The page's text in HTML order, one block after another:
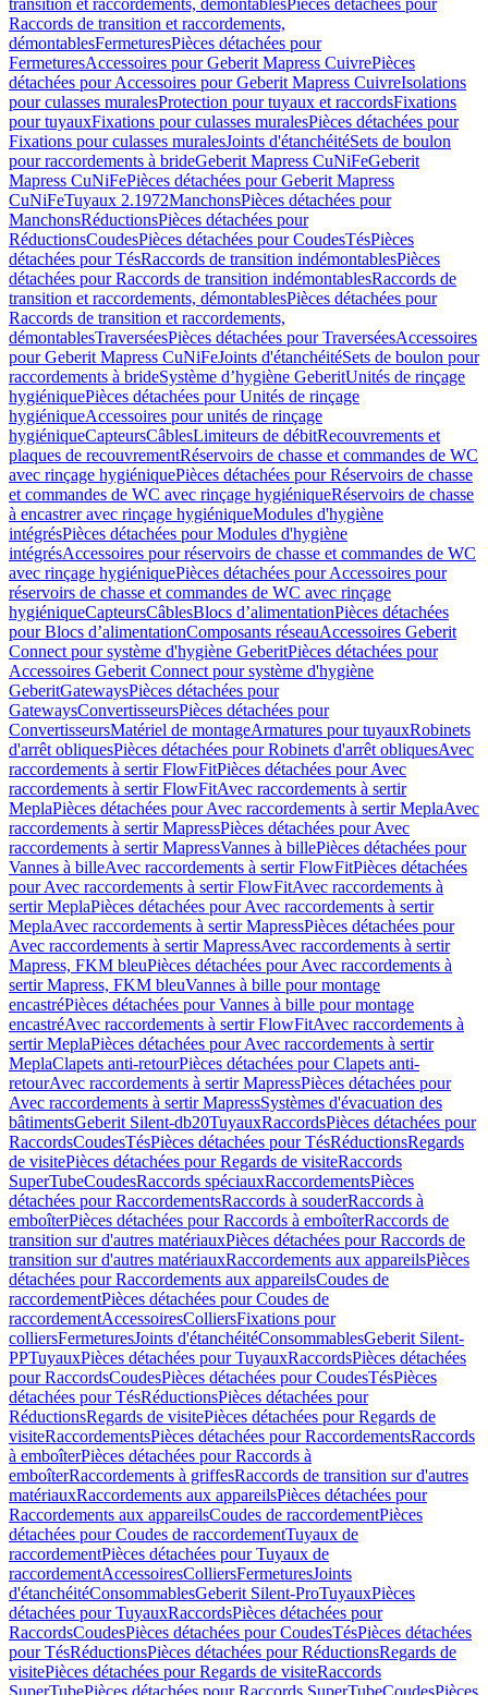
transition et raccordements, démontablesPièces détachées pour
Raccords de transition et raccordements,
démontablesFermeturesPièces détachées pour
FermeturesAccessoires pour Geberit Mapress CuivrePièces
détachées pour Accessoires pour Geberit Mapress CuivreIsolations
pour culasses muralesProtection pour tuyaux et raccordsFixations
pour tuyauxFixations pour culasses muralesPièces détachées pour
Fixations pour culasses muralesJoints d'étanchéitéSets de boulon
pour raccordements à brideGeberit Mapress CuNiFeGeberit
Mapress CuNiFePièces détachées pour Geberit Mapress
CuNiFeTuyaux 2.1972ManchonsPièces détachées pour
ManchonsRéductionsPièces détachées pour
RéductionsCoudesPièces détachées pour CoudesTésPièces
détachées pour TésRaccords de transition indémontablesPièces
détachées pour Raccords de transition indémontablesRaccords de
transition et raccordements, démontablesPièces détachées pour
Raccords de transition et raccordements,
démontablesTraverséesPièces détachées pour TraverséesAccessoires
pour Geberit Mapress CuNiFeJoints d'étanchéitéSets de boulon pour
raccordements à brideSystème d’hygiène GeberitUnités de rinçage
hygiéniquePièces détachées pour Unités de rinçage
hygiéniqueAccessoires pour unités de rinçage
hygiéniqueCapteursCâblesLimiteurs de débitRecouvrements et
plaques de recouvrementRéservoirs de chasse et commandes de WC
avec rinçage hygiéniquePièces détachées pour Réservoirs de chasse
et commandes de WC avec rinçage hygiéniqueRéservoirs de chasse
à encastrer avec rinçage hygiéniqueModules d'hygiène
intégrésPièces détachées pour Modules d'hygiène
intégrésAccessoires pour réservoirs de chasse et commandes de WC
avec rinçage hygiéniquePièces détachées pour Accessoires pour
réservoirs de chasse et commandes de WC avec rinçage
hygiéniqueCapteursCâblesBlocs d’alimentationPièces détachées
pour Blocs d’alimentationComposants réseauAccessoires Geberit
Connect pour système d'hygiène GeberitPièces détachées pour
Accessoires Geberit Connect pour système d'hygiène
GeberitGatewaysPièces détachées pour
GatewaysConvertisseursPièces détachées pour
ConvertisseursMatériel de montageArmatures pour tuyauxRobinets
d'arrêt obliquesPièces détachées pour Robinets d'arrêt obliquesAvec
raccordements à sertir FlowFitPièces détachées pour Avec
raccordements à sertir FlowFitAvec raccordements à sertir
MeplaPièces détachées pour Avec raccordements à sertir MeplaAvec
raccordements à sertir MapressPièces détachées pour Avec
raccordements à sertir MapressVannes à billePièces détachées pour
Vannes à billeAvec raccordements à sertir FlowFitPièces détachées
pour Avec raccordements à sertir FlowFitAvec raccordements à
sertir MeplaPièces détachées pour Avec raccordements à sertir
MeplaAvec raccordements à sertir MapressPièces détachées pour
Avec raccordements à sertir MapressAvec raccordements à sertir
Mapress, FKM bleuPièces détachées pour Avec raccordements à
sertir Mapress, FKM bleuVannes à bille pour montage
encastréPièces détachées pour Vannes à bille pour montage
encastréAvec raccordements à sertir FlowFitAvec raccordements à
sertir MeplaPièces détachées pour Avec raccordements à sertir
MeplaClapets anti-retourPièces détachées pour Clapets anti-
retourAvec raccordements à sertir MapressPièces détachées pour
Avec raccordements à sertir MapressSystèmes d'évacuation des
bâtimentsGeberit Silent-db20TuyauxRaccordsPièces détachées pour
RaccordsCoudesTésPièces détachées pour TésRéductionsRegards
de visitePièces détachées pour Regards de visiteRaccords
SuperTubeCoudesRaccords spéciauxRaccordementsPièces
détachées pour RaccordementsRaccords à souderRaccords à
emboîterPièces détachées pour Raccords à emboîterRaccords de
transition sur d'autres matériauxPièces détachées pour Raccords de
transition sur d'autres matériauxRaccordements aux appareilsPièces
détachées pour Raccordements aux appareilsCoudes de
raccordementPièces détachées pour Coudes de
raccordementAccessoiresColliersFixations pour
colliersFermeturesJoints d'étanchéitéConsommablesGeberit Silent-
PPTuyauxPièces détachées pour TuyauxRaccordsPièces détachées
pour RaccordsCoudesPièces détachées pour CoudesTésPièces
détachées pour TésRéductionsPièces détachées pour
RéductionsRegards de visitePièces détachées pour Regards de
visiteRaccordementsPièces détachées pour RaccordementsRaccords
à emboîterPièces détachées pour Raccords à
emboîterRaccordements à griffesRaccords de transition sur d'autres
matériauxRaccordements aux appareilsPièces détachées pour
Raccordements aux appareilsCoudes de raccordementPièces
détachées pour Coudes de raccordementTuyaux de
raccordementPièces détachées pour Tuyaux de
raccordementAccessoiresColliersFermeturesJoints
d'étanchéitéConsommablesGeberit Silent-ProTuyauxPièces
détachées pour TuyauxRaccordsPièces détachées pour
RaccordsCoudesPièces détachées pour CoudesTésPièces détachées
pour TésRéductionsPièces détachées pour RéductionsRegards de
visitePièces détachées pour Regards de visiteRaccords
SuperTubePièces détachées pour Raccords SuperTubeCoudesPièces